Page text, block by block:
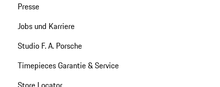
Presse
Jobs und Karriere
Studio F. A. Porsche
Timepieces Garantie & Service